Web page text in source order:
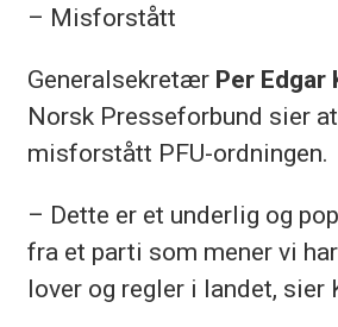
– Misforstått
Generalsekretær Per Edgar
Norsk Presseforbund sier
misforstått PFU-ordningen.
– Dette er et underlig og
fra et parti som mener vi
lover og regler i landet, sier